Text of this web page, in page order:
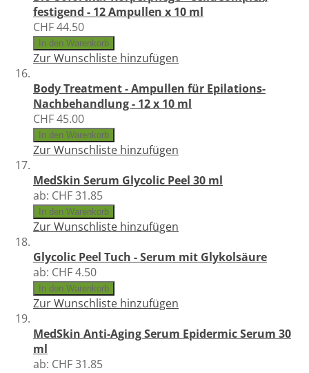
festigend - 12 Ampullen x 10 ml
CHF 44.50
In den Warenkorb
Zur Wunschliste hinzufügen
Body Treatment - Ampullen für Epilations-
Nachbehandlung - 12 x 10 ml
CHF 45.00
In den Warenkorb
Zur Wunschliste hinzufügen
MedSkin Serum Glycolic Peel 30 ml
ab: CHF 31.85
In den Warenkorb
Zur Wunschliste hinzufügen
Glycolic Peel Tuch - Serum mit Glykolsäure
ab: CHF 4.50
In den Warenkorb
Zur Wunschliste hinzufügen
MedSkin Anti-Aging Serum Epidermic Serum 30
ml
ab: CHF 31.85